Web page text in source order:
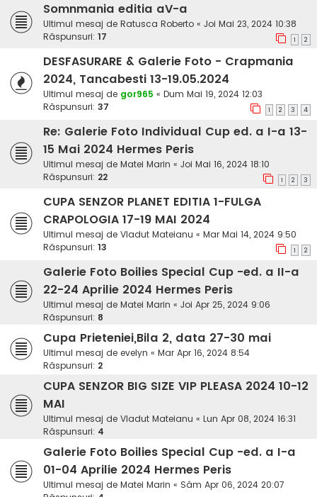
Somnmania editia aV-a
Ultimul mesaj de Ratusca Roberto « Joi Mai 23, 2024 10:38
Răspunsuri: 17 1 2
DESFASURARE & Galerie Foto - Crapmania
2024, Tancabesti 13-19.05.2024
Ultimul mesaj de gor965 « Dum Mai 19, 2024 12:03
Răspunsuri: 37 1 2 3 4
Re: Galerie Foto Individual Cup ed. a I-a 13-
15 Mai 2024 Hermes Peris
Ultimul mesaj de Matei Marin « Joi Mai 16, 2024 18:10
Răspunsuri: 22 1 2 3
CUPA SENZOR PLANET EDITIA 1-FULGA
CRAPOLOGIA 17-19 MAI 2024
Ultimul mesaj de Vladut Mateianu « Mar Mai 14, 2024 9:50
Răspunsuri: 13 1 2
Galerie Foto Boilies Special Cup -ed. a II-a
22-24 Aprilie 2024 Hermes Peris
Ultimul mesaj de Matei Marin « Joi Apr 25, 2024 9:06
Răspunsuri: 8
Cupa Prieteniei,Bila 2, data 27-30 mai
Ultimul mesaj de evelyn « Mar Apr 16, 2024 8:54
Răspunsuri: 2
CUPA SENZOR BIG SIZE VIP PLEASA 2024 10-12
MAI
Ultimul mesaj de Vladut Mateianu « Lun Apr 08, 2024 16:31
Răspunsuri: 4
Galerie Foto Boilies Special Cup -ed. a I-a
01-04 Aprilie 2024 Hermes Peris
Ultimul mesaj de Matei Marin « Sâm Apr 06, 2024 20:07